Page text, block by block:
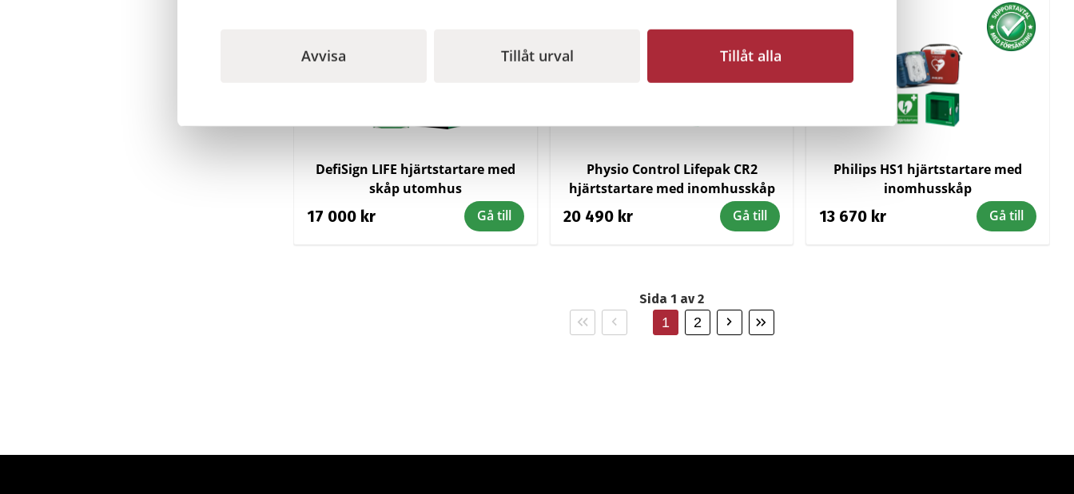
Avvisa Tillåt urval Tillåt alla
DefiSign LIFE hjärtstartare med
skåp utomhus
17 000 kr Gå till
Physio Control Lifepak CR2
hjärtstartare med inomhusskåp
20 490 kr Gå till
Philips HS1 hjärtstartare med
inomhusskåp
13 670 kr Gå till
Sida 1 av 2
Första
sidan
Föregående
sida
1 2
Nästa
sida
Sista
sidan